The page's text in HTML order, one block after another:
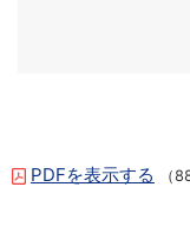
PDFを表示する （